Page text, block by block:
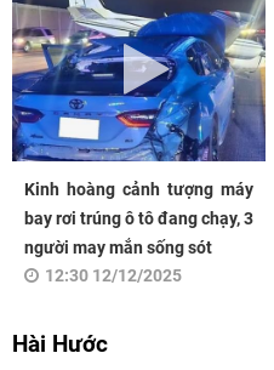
Kinh hoàng cảnh tượng máy
bay rơi trúng ô tô đang chạy, 3
người may mắn sống sót
12:30 12/12/2025
Hài Hước